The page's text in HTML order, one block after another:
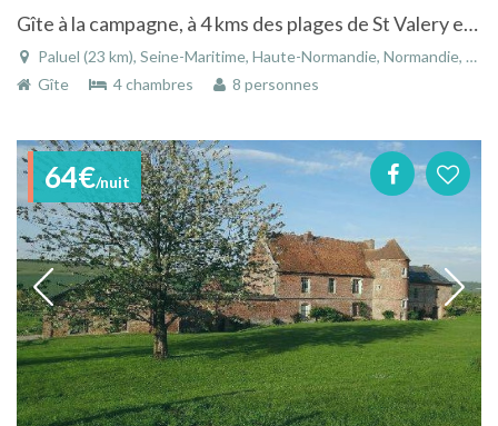
Gîte à la campagne, à 4 kms des plages de St Valery en Caux et Veulettes sur mer, près d'Etretat
Paluel (23 km), Seine-Maritime, Haute-Normandie, Normandie, France
Gîte
4 chambres 8 personnes
64€/nuit